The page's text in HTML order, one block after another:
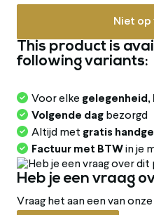
Niet op
This product is
following variants:
Voor elke gelegenheid,
Volgende dag bezorgd
Altijd met gratis
Factuur met BTW in je
Heb je een vraag
Vraag het aan een van